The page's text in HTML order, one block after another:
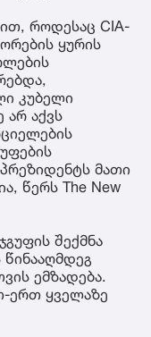
როდესაც CIA-
ყურის
კუბელი
არ აქვს
მათი
წერს The New
შექმნა
ემზადება.
ერთ ყველაზე